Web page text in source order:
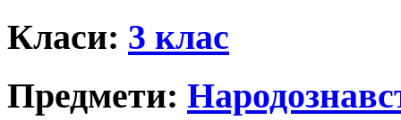
Класи: 3 клас
Предмети: